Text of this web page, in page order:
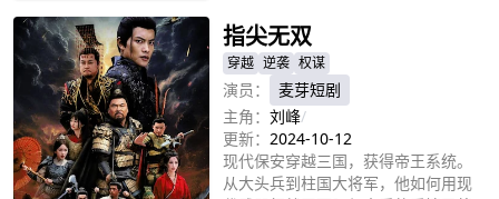
查出罪证法办。最终秦立执掌集团，
向真心待他的秘书林晴求婚，重启人
生。
指尖无双
穿越 逆袭 权谋
演员：
麦芽短剧
主角： 刘峰/
更新： 2024-10-12
现代保安穿越三国，获得帝王系统。
从大头兵到柱国大将军，他如何用现